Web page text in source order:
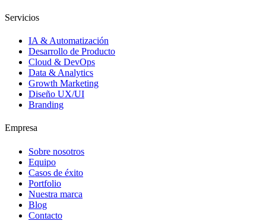
Servicios
IA & Automatización
Desarrollo de Producto
Cloud & DevOps
Data & Analytics
Growth Marketing
Diseño UX/UI
Branding
Empresa
Sobre nosotros
Equipo
Casos de éxito
Portfolio
Nuestra marca
Blog
Contacto